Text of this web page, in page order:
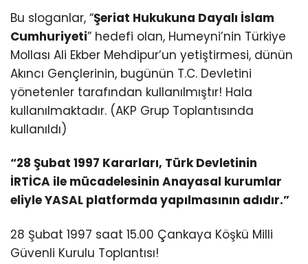
Bu sloganlar, “Şeriat Hukukuna Dayalı İslam
Cumhuriyeti” hedefi olan, Humeyni’nin Türkiye
Mollası Ali Ekber Mehdipur’un yetiştirmesi, dünün
Akıncı Gençlerinin, bugünün T.C. Devletini
yönetenler tarafından kullanılmıştır! Hala
kullanılmaktadır. (AKP Grup Toplantısında
kullanıldı)
“28 Şubat 1997 Kararları, Türk Devletinin
İRTİCA ile mücadelesinin Anayasal kurumlar
eliyle YASAL platformda yapılmasının adıdır.”
28 Şubat 1997 saat 15.00 Çankaya Köşkü Milli
Güvenli Kurulu Toplantısı!